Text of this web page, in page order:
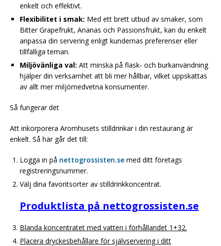
enkelt och effektivt.
Flexibilitet i smak: Med ett brett utbud av smaker, som
Bitter Grapefrukt, Ananas och Passionsfrukt, kan du enkelt
anpassa din servering enligt kundernas preferenser eller
tillfälliga teman.
Miljövänliga val: Att minska på flask- och burkanvändning
hjälper din verksamhet att bli mer hållbar, vilket uppskattas
av allt mer miljömedvetna konsumenter.
Så fungerar det
Att inkorporera Aromhusets stilldrinkar i din restaurang är
enkelt. Så här går det till:
Logga in på nettogrossisten.se med ditt företags
registreringsnummer.
Välj dina favoritsorter av stilldrinkkoncentrat.
Produktlista på nettogrossisten.se
Blanda koncentratet med vatten i förhållandet 1+32.
Placera dryckesbehållare för självservering i ditt